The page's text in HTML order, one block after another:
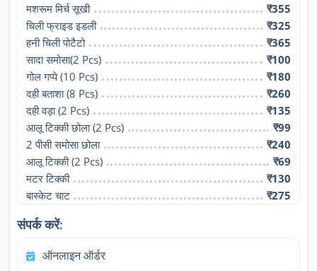
मशरूम मिर्च सूखी
₹355
चिली फ्राइड इडली
₹325
हनी चिली पोटैटो
₹365
सादा समोसा(2 Pcs)
₹100
गोल गप्पे (10 Pcs)
₹180
दही बताशा (8 Pcs)
₹260
दही वड़ा (2 Pcs)
₹135
आलू टिक्की छोला (2 Pcs)
₹99
2 पीसी समोसा छोला
₹240
आलू टिक्की (2 Pcs)
₹69
मटर टिक्की
₹130
बास्केट चाट
₹275
संपर्क करें:
ऑनलाइन ऑर्डर